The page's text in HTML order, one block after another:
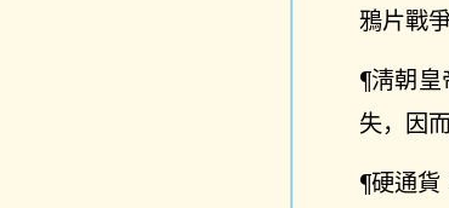
鴉片戰
¶淸朝
失，因
¶硬通貨